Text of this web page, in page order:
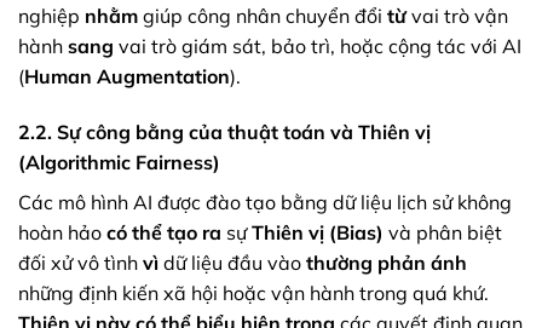
nghiệp nhằm giúp công nhân chuyển đổi từvai trò vận
hành sang vai trò giám sát, bảo trì, hoặc cộng tác với AI
(Human Augmentation).
2.2. Sự công bằng của thuật toán và Thiên vị
(Algorithmic Fairness)
Các mô hình AI được đào tạo bằng dữ liệu lịch sử không
hoàn hảo có thể tạo ra sựThiên vị (Bias) và phân biệt
đối xử vô tình vì dữ liệu đầu vào thường phản ánh
những định kiến xã hội hoặc vận hành trong quá khứ.